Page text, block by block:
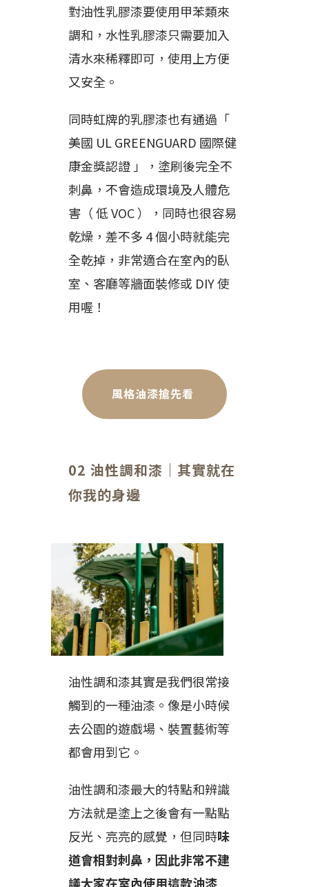
對油性乳膠漆要使用甲苯類來
調和，水性乳膠漆只需要加入
清水來稀釋即可，使用上方便
又安全。
同時虹牌的乳膠漆也有通過「
美國 UL GREENGUARD 國際健
康金獎認證 」，塗刷後完全不
刺鼻，不會造成環境及人體危
害（ 低 VOC ），同時也很容易
乾燥，差不多 4 個小時就能完
全乾掉，非常適合在室內的臥
室、客廳等牆面裝修或 DIY 使
用喔！
風格油漆搶先看
02 油性調和漆｜其實就在
你我的身邊
油性調和漆其實是我們很常接
觸到的一種油漆。像是小時候
去公園的遊戲場、裝置藝術等
都會用到它。
油性調和漆最大的特點和辨識
方法就是塗上之後會有一點點
反光、亮亮的感覺，但同時味
道會相對刺鼻，因此非常不建
議大家在室內使用這款油漆